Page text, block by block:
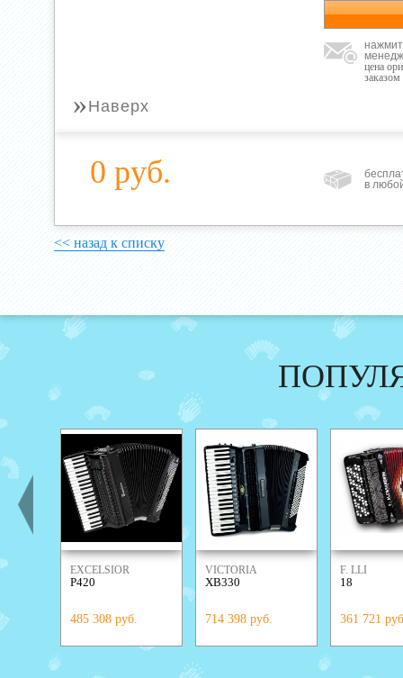
цена
заказом
» Наверх
0 руб.
в
<< назад к списку
EXCELSIOR
P420
485 308 руб.
VICTORIA
XB330
714 398 руб.
F. LLI
18
361 721